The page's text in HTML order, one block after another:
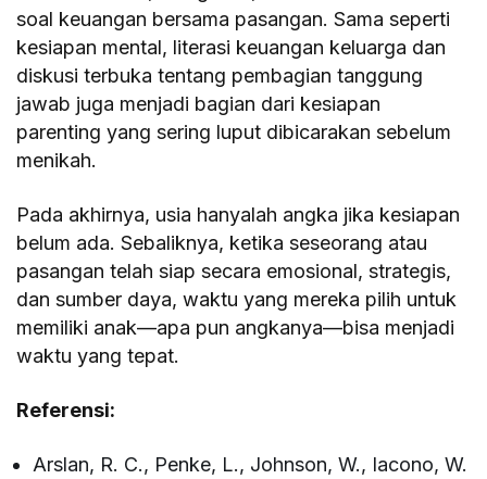
soal keuangan bersama pasangan. Sama seperti
kesiapan mental, literasi keuangan keluarga dan
diskusi terbuka tentang pembagian tanggung
jawab juga menjadi bagian dari kesiapan
parenting yang sering luput dibicarakan sebelum
menikah.
Pada akhirnya, usia hanyalah angka jika kesiapan
belum ada. Sebaliknya, ketika seseorang atau
pasangan telah siap secara emosional, strategis,
dan sumber daya, waktu yang mereka pilih untuk
memiliki anak—apa pun angkanya—bisa menjadi
waktu yang tepat.
Referensi:
Arslan, R. C., Penke, L., Johnson, W., Iacono, W.